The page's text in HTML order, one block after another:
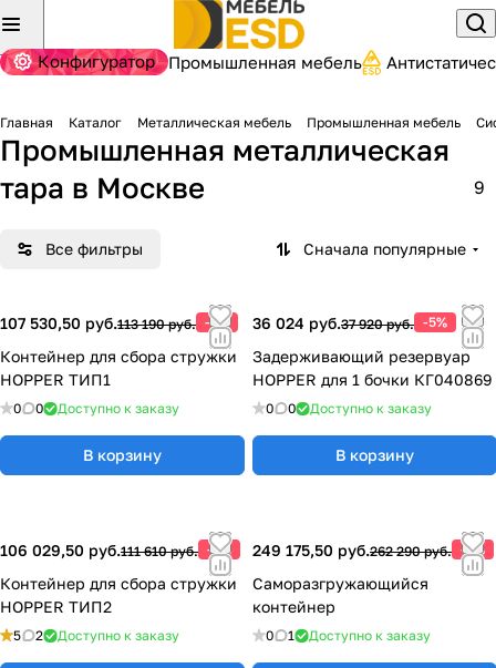
Конфигуратор Промышленная мебель
Главная Каталог Металлическая мебель Промышленная мебель
Промышленная металлическая
тара в Москве 9
Все фильтры Сначала популярные
107 530,50 руб.113 190 руб. -5%
Контейнер для сбора стружки
HOPPER ТИП1
0 0 Доступно к заказу
В корзину
36 024 руб.37 920 руб. -5%
Задерживающий резервуар
HOPPER для 1 бочки КГ040869
0 0 Доступно к заказу
В корзину
106 029,50 руб.111 610 руб. -5%
Контейнер для сбора стружки
HOPPER ТИП2
5 2 Доступно к заказу
249 175,50 руб.262 290 руб. -5%
Саморазгружающийся
контейнер
0 1 Доступно к заказу